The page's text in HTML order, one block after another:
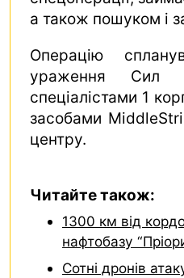
а також пошуком і
Операцію
ураження Сил
спеціалістами 1
засобами
центру.
Читайте також:
1300 км від
нафтобазу
Сотні дронів